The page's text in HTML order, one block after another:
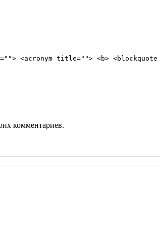
<acronym title=""> <b> <blockquote
комментариев.